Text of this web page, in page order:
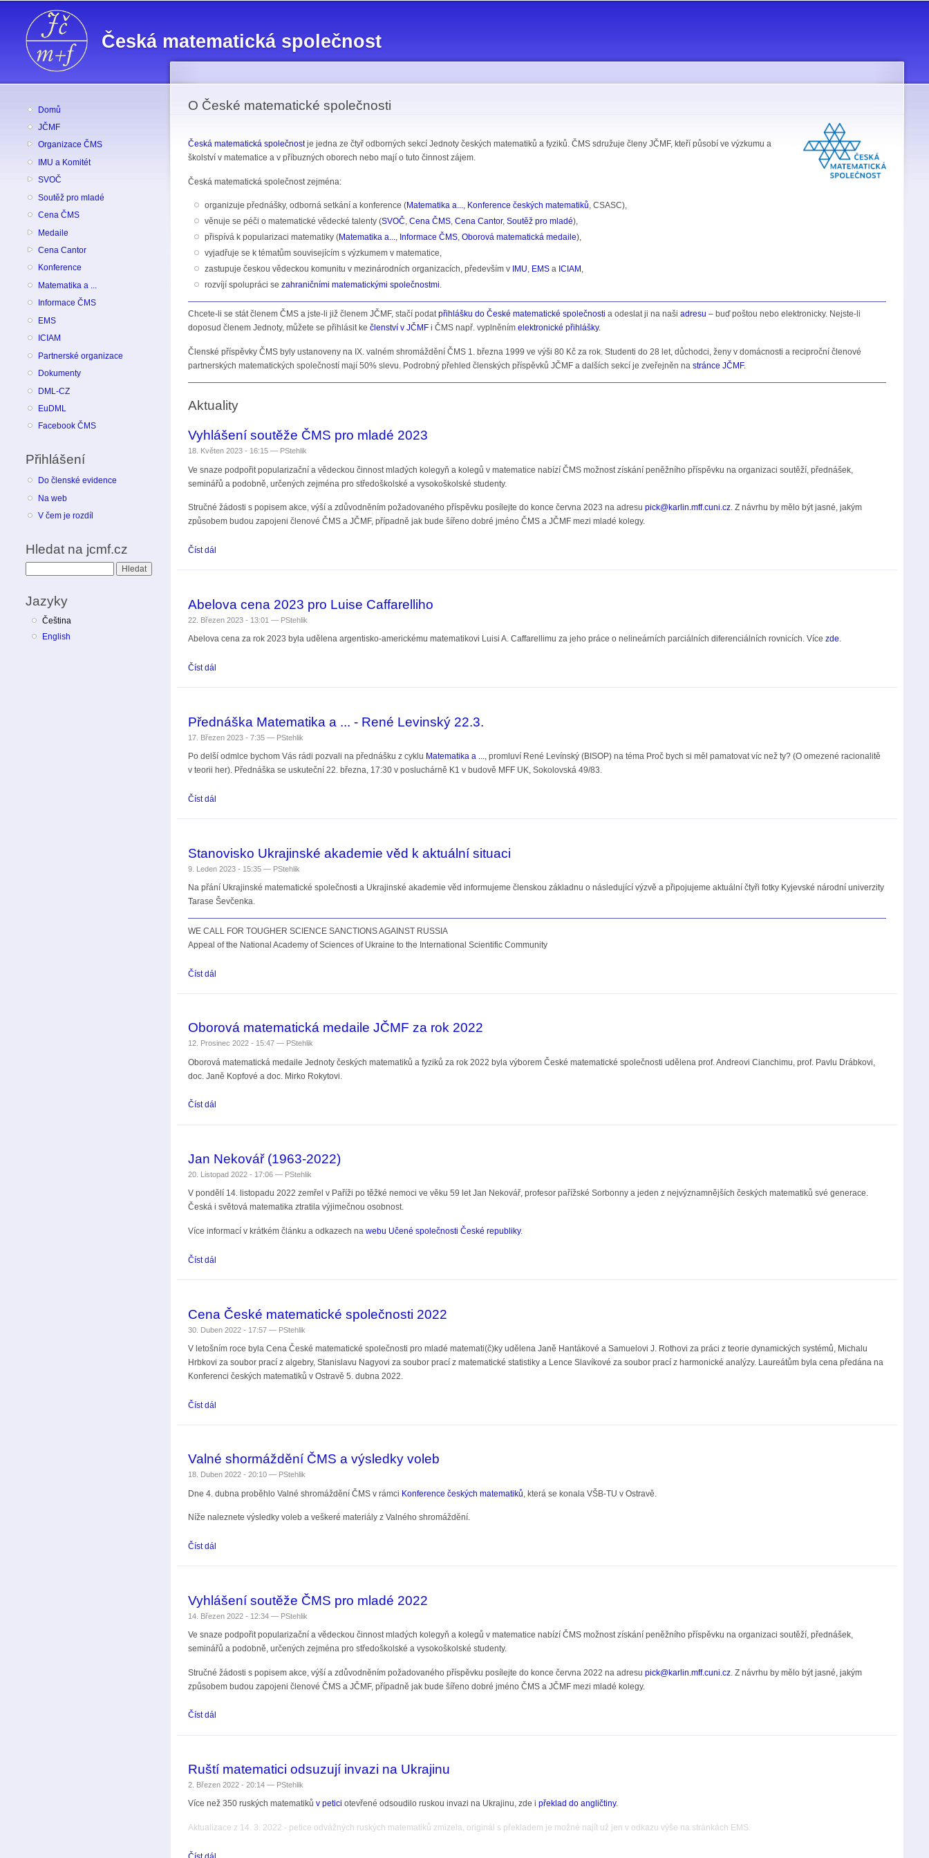
Česká matematická společnost
Domů
JČMF
Organizace ČMS
IMU a Komitét
SVOČ
Soutěž pro mladé
Cena ČMS
Medaile
Cena Cantor
Konference
Matematika a ...
Informace ČMS
EMS
ICIAM
Partnerské organizace
Dokumenty
DML-CZ
EuDML
Facebook ČMS
Přihlášení
Do členské evidence
Na web
V čem je rozdíl
Hledat na jcmf.cz
Jazyky
Čeština
English
O České matematické společnosti
Česká matematická společnostje jedna ze čtyř odborných sekcí Jednoty českých matematiků a fyziků. ČMS sdružuje členy JČMF, kteří působí ve výzkumu a
školství v matematice a v příbuzných oborech nebo mají o tuto činnost zájem.
Česká matematická společnost zejména:
organizuje přednášky, odborná setkání a konference (Matematika a..., Konference českých matematiků, CSASC),
věnuje se péči o matematické vědecké talenty (SVOČ,Cena ČMS,Cena Cantor,Soutěž pro mladé),
přispívá k popularizaci matematiky (Matematika a..., Informace ČMS,Oborová matematická medaile),
vyjadřuje se k tématům souvisejícím s výzkumem v matematice,
zastupuje českou vědeckou komunitu v mezinárodních organizacích, především v IMU, EMS a ICIAM ,
rozvíjí spolupráci sezahraničními matematickými společnostmi.
Chcete-li se stát členem ČMS a jste-li již členem JČMF, stačí podatpřihlášku do České matematické společnosti a odeslat ji na naši adresu – buď poštou nebo elektronicky. Nejste-li
doposud členem Jednoty, můžete se přihlásit ke členství v JČMF i ČMS např. vyplněním elektronické přihlášky.
Členské příspěvky ČMS byly ustanoveny na IX. valném shromáždění ČMS 1. března 1999 ve výši 80 Kč za rok. Studenti do 28 let, důchodci, ženy v domácnosti a reciproční členové
partnerských matematických společností mají 50% slevu. Podrobný přehled členských příspěvků JČMF a dalších sekcí je zveřejněn na stránce JČMF.
Aktuality
Vyhlášení soutěže ČMS pro mladé 2023
18. Květen 2023 - 16:15 — PStehlik
Ve snaze podpořit popularizační a vědeckou činnost mladých kolegyň a kolegů v matematice nabízí ČMS možnost získání peněžního příspěvku na organizaci soutěží, přednášek,
seminářů a podobně, určených zejména pro středoškolské a vysokoškolské studenty.
Stručné žádosti s popisem akce, výší a zdůvodněním požadovaného příspěvku posílejte do konce června 2023 na adresu pick@karlin.mff.cuni.cz. Z návrhu by mělo být jasné, jakým
způsobem budou zapojeni členové ČMS a JČMF, případně jak bude šířeno dobré jméno ČMS a JČMF mezi mladé kolegy.
Číst dál
Abelova cena 2023 pro Luise Caffarelliho
22. Březen 2023 - 13:01 — PStehlik
Abelova cena za rok 2023 byla udělena argentisko-americkému matematikovi Luisi A. Caffarellimu za jeho práce o nelineárních parciálních diferenciálních rovnicích. Více zde.
Číst dál
Přednáška Matematika a ... - René Levinský 22.3.
17. Březen 2023 - 7:35 — PStehlik
Po delší odmlce bychom Vás rádi pozvali na přednášku z cyklu Matematika a ..., promluví René Levínský (BISOP) na téma Proč bych si měl pamatovat víc než ty? (O omezené racionalitě
v teorii her). Přednáška se uskuteční 22. března, 17:30 v posluchárně K1 v budově MFF UK, Sokolovská 49/83.
Číst dál
Stanovisko Ukrajinské akademie věd k aktuální situaci
9. Leden 2023 - 15:35 — PStehlik
Na přání Ukrajinské matematické společnosti a Ukrajinské akademie věd informujeme členskou základnu o následující výzvě a připojujeme aktuální čtyři fotky Kyjevské národní univerzity
Tarase Ševčenka.
WE CALL FOR TOUGHER SCIENCE SANCTIONS AGAINST RUSSIA
Appeal of the National Academy of Sciences of Ukraine to the International Scientific Community
Číst dál
Oborová matematická medaile JČMF za rok 2022
12. Prosinec 2022 - 15:47 — PStehlik
Oborová matematická medaile Jednoty českých matematiků a fyziků za rok 2022 byla výborem České matematické společnosti udělena prof. Andreovi Cianchimu, prof. Pavlu Drábkovi,
doc. Janě Kopfové a doc. Mirko Rokytovi.
Číst dál
Jan Nekovář (1963-2022)
20. Listopad 2022 - 17:06 — PStehlik
V pondělí 14. listopadu 2022 zemřel v Paříži po těžké nemoci ve věku 59 let Jan Nekovář, profesor pařížské Sorbonny a jeden z nejvýznamnějších českých matematiků své generace.
Česká i světová matematika ztratila výjimečnou osobnost.
Více informací v krátkém článku a odkazech na webu Učené společnosti České republiky.
Číst dál
Cena České matematické společnosti 2022
30. Duben 2022 - 17:57 — PStehlik
V letošním roce byla Cena České matematické společnosti pro mladé matemati(č)ky udělena Janě Hantákové a Samuelovi J. Rothovi za práci z teorie dynamických systémů, Michalu
Hrbkovi za soubor prací z algebry, Stanislavu Nagyovi za soubor prací z matematické statistiky a Lence Slavíkové za soubor prací z harmonické analýzy. Laureátům byla cena předána na
Konferenci českých matematiků v Ostravě 5. dubna 2022.
Číst dál
Valné shormáždění ČMS a výsledky voleb
18. Duben 2022 - 20:10 — PStehlik
Dne 4. dubna proběhlo Valné shromáždění ČMS v rámci Konference českých matematiků , která se konala VŠB-TU v Ostravě.
Níže naleznete výsledky voleb a veškeré materiály z Valného shromáždění.
Číst dál
Vyhlášení soutěže ČMS pro mladé 2022
14. Březen 2022 - 12:34 — PStehlik
Ve snaze podpořit popularizační a vědeckou činnost mladých kolegyň a kolegů v matematice nabízí ČMS možnost získání peněžního příspěvku na organizaci soutěží, přednášek,
seminářů a podobně, určených zejména pro středoškolské a vysokoškolské studenty.
Stručné žádosti s popisem akce, výší a zdůvodněním požadovaného příspěvku posílejte do konce června 2022 na adresu pick@karlin.mff.cuni.cz . Z návrhu by mělo být jasné, jakým
způsobem budou zapojeni členové ČMS a JČMF, případně jak bude šířeno dobré jméno ČMS a JČMF mezi mladé kolegy.
Číst dál
Ruští matematici odsuzují invazi na Ukrajinu
2. Březen 2022 - 20:14 — PStehlik
Více než 350 ruských matematiků v petici otevřené odsoudilo ruskou invazi na Ukrajinu, zde i překlad do angličtiny.
Aktualizace z 14. 3. 2022 - petice odvážných ruských matematiků zmizela, originál s překladem je možné najít už jen v odkazu výše na stránkách EMS.